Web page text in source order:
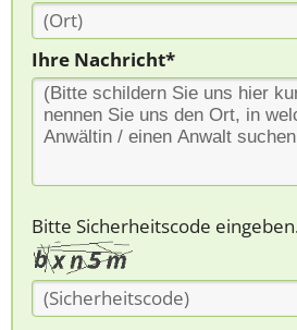
Ihre Nachricht*
Bitte Sicherheitscode